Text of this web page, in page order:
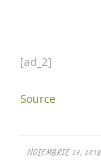
[ad_2]
Source
NOIEMBRIE 27, 2018
/